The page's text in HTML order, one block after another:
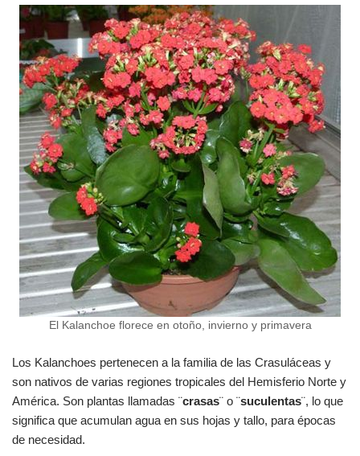
El Kalanchoe florece en otoño, invierno y primavera
Los Kalanchoes pertenecen a la familia de las Crasuláceas y
son nativos de varias regiones tropicales del Hemisferio Norte y
América. Son plantas llamadas ¨crasas¨ o ¨suculentas¨, lo que
significa que acumulan agua en sus hojas y tallo, para épocas
de necesidad.